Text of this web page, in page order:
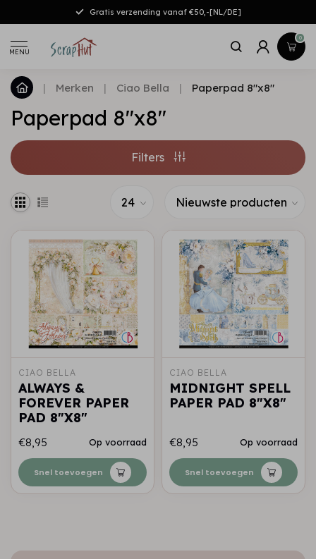
Gratis verzending vanaf €50,-[NL/DE]
MENU
0
| Merken | Ciao Bella | Paperpad 8"x8"
Paperpad 8"x8"
Filters
CIAO BELLA
ALWAYS &
FOREVER PAPER
PAD 8"X8"
€8,95 Op voorraad
Snel toevoegen
CIAO BELLA
MIDNIGHT SPELL
PAPER PAD 8"X8"
€8,95 Op voorraad
Snel toevoegen